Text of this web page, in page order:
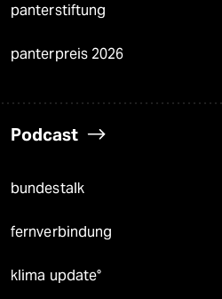
panterstiftung
panterpreis 2026
Podcast
bundestalk
fernverbindung
klima update°